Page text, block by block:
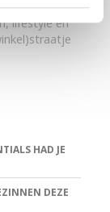
gebied van
lifestyle en
HAD JE
DEZE